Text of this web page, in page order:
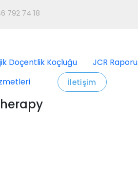
792 74 18
Doçentlik Koçluğu JCR Raporu
İletişim